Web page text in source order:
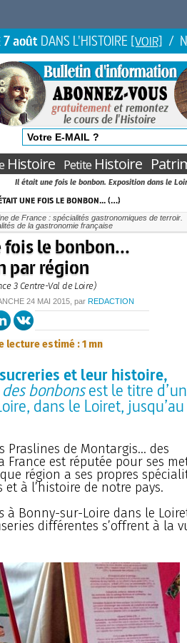
7 août DANS L'HISTOIRE [VOIR] /
Histoire PetiteHistoire
Il était une fois le bonbon. Exposition dans le
une fois le bonbon... (…)
de France : spécialités gastronomiques de terroir.
de la gastronomie française
le bonbon...
par région
3 Centre-Val de Loire)
24 MAI 2015, par REDACTION
lecture estimé : 1 mn
et leur histoire,
bonbonsest le titre
dans le Loiret,
Praslines de Montargis... des
est réputée pour ses
région a ses propres
à l’histoire de notre pays.
à Bonny-sur-Loire dans le
différentes s’offrent à la